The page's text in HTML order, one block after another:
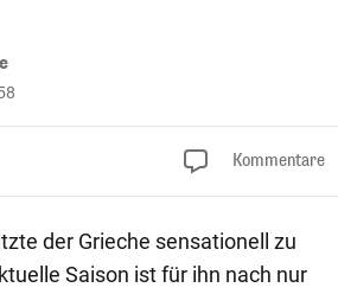
Kommentare
der Grieche sensationell zu
Saison ist für ihn nach nur